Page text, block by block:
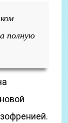
полную